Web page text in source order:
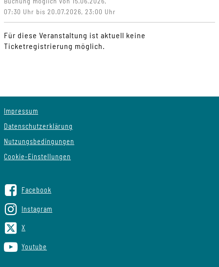
07:30 Uhr bis 20.07.2026, 23:00 Uhr
Für diese Veranstaltung ist aktuell keine
Ticketregistrierung möglich.
Impressum
Datenschutzerklärung
Nutzungsbedingungen
Cookie-Einstellungen
Facebook
Instagram
X
Youtube